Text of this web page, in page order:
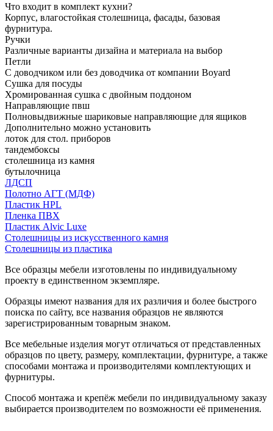
Что входит в комплект кухни?
Корпус, влагостойкая столешница, фасады, базовая
фурнитура.
Ручки
Различные варианты дизайна и материала на выбор
Петли
С доводчиком или без доводчика от компании Boyard
Сушка для посуды
Хромированная сушка с двойным поддоном
Направляющие пвш
Полновыдвижные шариковые направляющие для ящиков
Дополнительно можно установить
лоток для стол. приборов
тандембоксы
столешница из камня
бутылочница
ЛДСП
Полотно АГТ (МДФ)
Пластик HPL
Пленка ПВХ
Пластик Alvic Luxe
Столешницы из искусственного камня
Столешницы из пластика
Все образцы мебели изготовлены по индивидуальному
проекту в единственном экземпляре.
Образцы имеют названия для их различия и более быстрого
поиска по сайту, все названия образцов не являются
зарегистрированным товарным знаком.
Все мебельные изделия могут отличаться от представленных
образцов по цвету, размеру, комплектации, фурнитуре, а также
способами монтажа и производителями комплектующих и
фурнитуры.
Способ монтажа и крепёж мебели по индивидуальному заказу
выбирается производителем по возможности её применения.